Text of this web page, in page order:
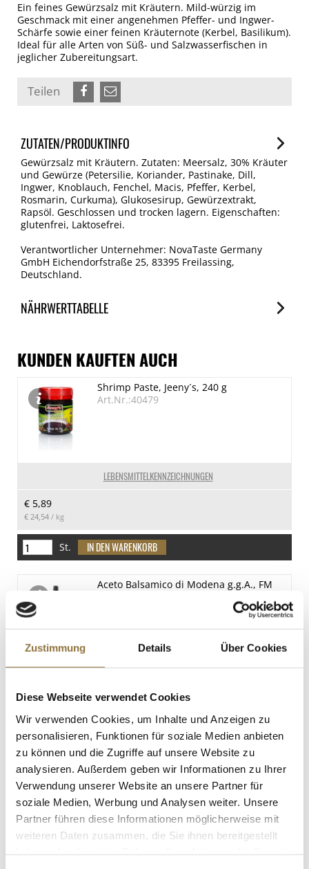
Zustimmung Details Über Cookies
Diese Webseite verwendet Cookies
Wir verwenden Cookies, um Inhalte und Anzeigen zu
personalisieren, Funktionen für soziale Medien anbieten
zu können und die Zugriffe auf unsere Website zu
analysieren. Außerdem geben wir Informationen zu Ihrer
Verwendung unserer Website an unsere Partner für
soziale Medien, Werbung und Analysen weiter. Unsere
Partner führen diese Informationen möglicherweise mit
weiteren Daten zusammen, die Sie ihnen bereitgestellt
Ein feines Gewürzsalz mit Kräutern. Mild-würzig im
Geschmack mit einer angenehmen Pfeffer- und Ingwer-
Schärfe sowie einer feinen Kräuternote (Kerbel, Basilikum).
Ideal für alle Arten von Süß- und Salzwasserfischen in
jeglicher Zubereitungsart.
Teilen
ZUTATEN/PRODUKTINFO
Gewürzsalz mit Kräutern. Zutaten: Meersalz, 30% Kräuter
und Gewürze (Petersilie, Koriander, Pastinake, Dill,
Ingwer, Knoblauch, Fenchel, Macis, Pfeffer, Kerbel,
Rosmarin, Curkuma), Glukosesirup, Gewürzextrakt,
Rapsöl. Geschlossen und trocken lagern. Eigenschaften:
glutenfrei, Laktosefrei.
Verantwortlicher Unternehmer: NovaTaste Germany
GmbH Eichendorfstraße 25, 83395 Freilassing,
Deutschland.
NÄHRWERTTABELLE
je 100g
Brennwert
735 kJ/175 kcal
Fett
3.4 g
29 g
12.2 g
4.8 g
Salz
KUNDEN KAUFTEN AUCH
LEBENSMITTELKENNZEICHNUNGEN
Shrimp Paste, Jeeny´s, 240 g
Art.Nr.:40479
€ 5,89
€ 24,54 / kg
St.
Aceto Balsamico di Modena g.g.A., FM
€ 39,99
€ 79,98
St.
vollgepackt Microgreens "Erbsen", ganz
junge Blätter / Keimlinge, 100 g
Art.Nr.:60143